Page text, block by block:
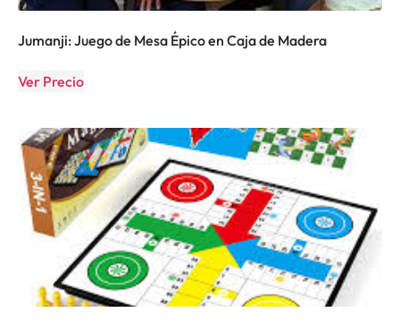
Jumanji: Juego de Mesa Épico en Caja de Madera
Ver Precio